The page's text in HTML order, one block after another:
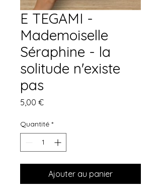
E TEGAMI -
Mademoiselle
Séraphine - la
solitude n'existe
pas
5,00 €Prix
Quantité *
Ajouter au panier